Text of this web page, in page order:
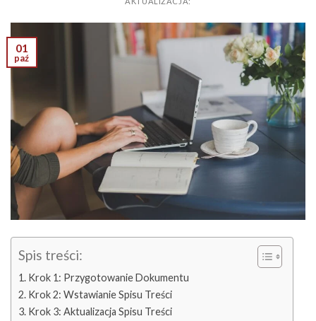
01
paź
Spis treści:
Krok 1: Przygotowanie Dokumentu
Krok 2: Wstawianie Spisu Treści
Krok 3: Aktualizacja Spisu Treści